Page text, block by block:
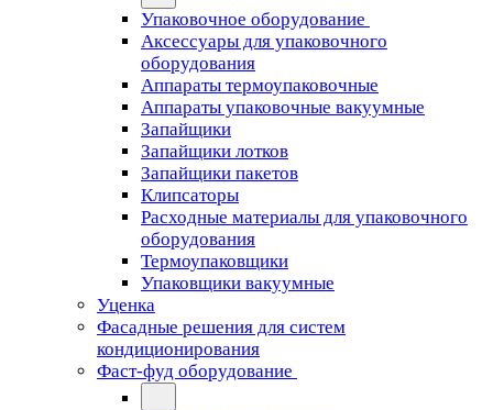
Упаковочное оборудование
Аксессуары для упаковочного
оборудования
Аппараты термоупаковочные
Аппараты упаковочные вакуумные
Запайщики
Запайщики лотков
Запайщики пакетов
Клипсаторы
Расходные материалы для упаковочного
оборудования
Термоупаковщики
Упаковщики вакуумные
Уценка
Фасадные решения для систем
кондиционирования
Фаст-фуд оборудование